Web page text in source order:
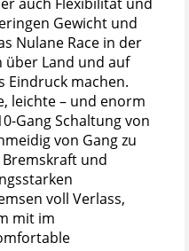
Gewicht und
Nulane Race in der
über Land und auf
Eindruck machen.
leichte – und enorm
Gang Schaltung von
von Gang zu
Bremskraft und
voll Verlass,
mit im